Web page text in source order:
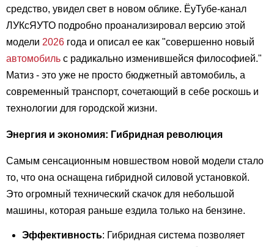
средство, увидел свет в новом облике. ЁуТубе-канал
ЛУКсЯУТО подробно проанализировал версию этой
модели 2026 года и описал ее как "совершенно новый
автомобиль с радикально изменившейся философией."
Матиз - это уже не просто бюджетный автомобиль, а
современный транспорт, сочетающий в себе роскошь и
технологии для городской жизни.
Энергия и экономия: Гибридная революция
Самым сенсационным новшеством новой модели стало
то, что она оснащена гибридной силовой установкой.
Это огромный технический скачок для небольшой
машины, которая раньше ездила только на бензине.
Эффективность: Гибридная система позволяет